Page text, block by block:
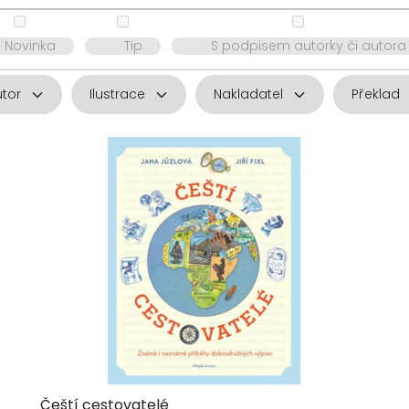
Novinka Tip S podpisem autorky či autora
Ilustrace Nakladatel Překlad
Čeští cestovatelé